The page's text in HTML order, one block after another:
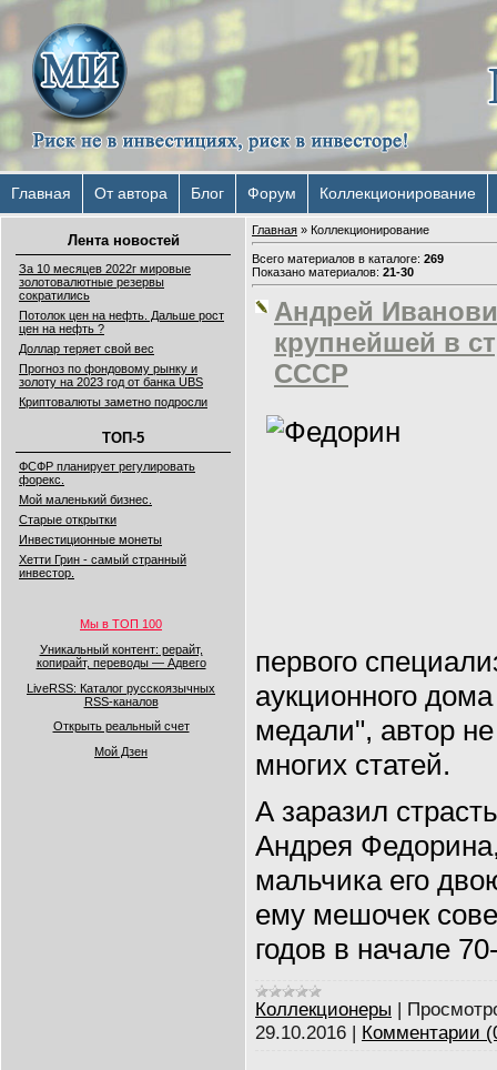
Главная От автора Блог Форум Коллекционирование
Лента новостей
За 10 месяцев 2022г мировые
золотовалютные резервы
сократились
Потолок цен на нефть. Дальше рост
цен на нефть ?
Доллар теряет свой вес
Прогноз по фондовому рынку и
золоту на 2023 год от банка UBS
Криптовалюты заметно подросли
ТОП-5
ФСФР планирует регулировать
форекс.
Мой маленький бизнес.
Старые открытки
Инвестиционные монеты
Хетти Грин - самый странный
инвестор.
Мы в ТОП 100
Уникальный контент: рерайт,
копирайт, переводы — Адвего
LiveRSS: Каталог русскоязычных
RSS-каналов
Открыть реальный счет
Мой Дзен
Главная » Коллекционирование
Всего материалов в каталоге: 269
Показано материалов: 21-30
Андрей
крупнейшей в
СССР
первого
аукционного
медали", автор
многих статей.
А заразил
Андрея
мальчика его
ему мешочек
годов в начале
Коллекционеры |
29.10.2016 | Комментарии